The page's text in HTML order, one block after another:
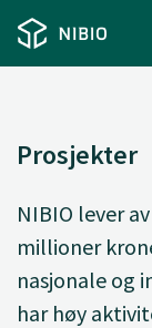
Prosjekter
NIBIO lever
millioner
nasjonale og
har høy